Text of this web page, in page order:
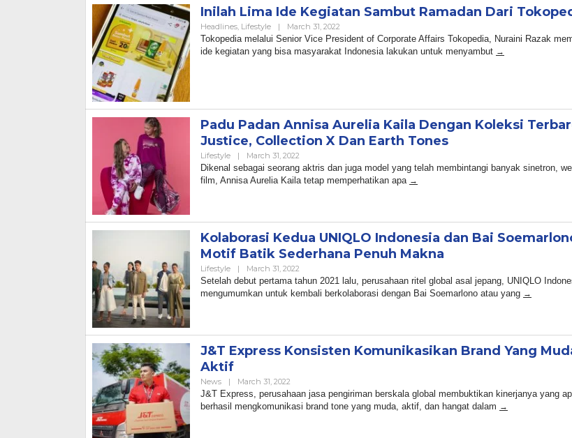
Inilah Lima Ide Kegiatan Sambut Ramadan Dari
Headlines, Lifestyle | March 31, 2022
Admin
Tokopedia melalui Senior Vice President of Corporate Affairs Tokopedia, Nuraini Razak
ide kegiatan yang bisa masyarakat Indonesia lakukan untuk menyambut
Padu Padan Annisa Aurelia Kaila Dengan Koleksi
Justice, Collection X Dan Earth Tones
Lifestyle | March 31, 2022
Admin
Dikenal sebagai seorang aktris dan juga model yang telah membintangi banyak sinetron,
film, Annisa Aurelia Kaila tetap memperhatikan apa
Kolaborasi Kedua UNIQLO Indonesia dan Bai
Motif Batik Sederhana Penuh Makna
Lifestyle | March 31, 2022
Admin
Setelah debut pertama tahun 2021 lalu, perusahaan ritel global asal jepang, UNIQLO
mengumumkan untuk kembali berkolaborasi dengan Bai Soemarlono atau yang
J&T Express Konsisten Komunikasikan Brand Yang
Aktif
News | March 31, 2022
Admin
J&T Express, perusahaan jasa pengiriman berskala global membuktikan kinerjanya yang
berhasil mengkomunikasi brand tone yang muda, aktif, dan hangat dalam